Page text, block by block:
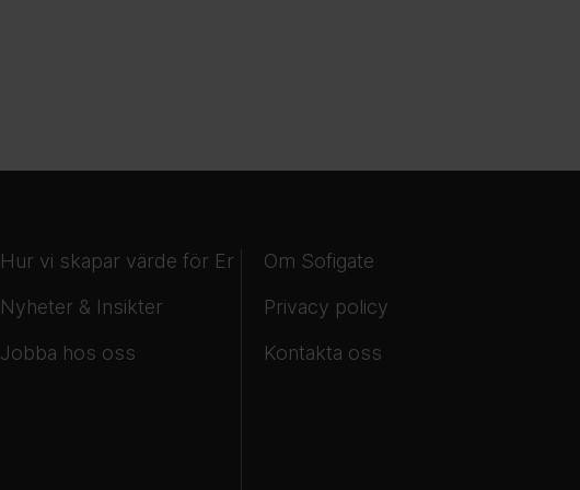
Hur vi skapar värde för Er
Nyheter & Insikter
Jobba hos oss
Om Sofigate
Privacy policy
Kontakta oss